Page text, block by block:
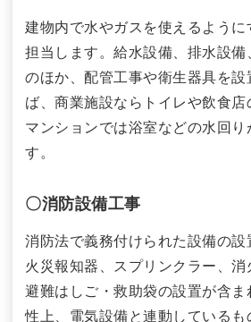
建物内で水やガスを使えるように
担当します。給水設備、排水設備
のほか、配管工事や衛生器具を設
ば、商業施設ならトイレや飲食
マンションでは浴室などの水回
す。
〇消防設備工事
消防法で義務付けられた設備の設
火災報知器、スプリンクラー、消
避難はしご・救助袋の設置が含ま
性上、電気設備と連動しているも